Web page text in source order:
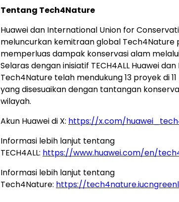
Tentang Tech4Nature
Huawei dan International Union for
meluncurkan kemitraan global Tech4Nature
memperluas dampak konservasi alam
Selaras dengan inisiatif TECH4ALL Huawei dan
Tech4Nature telah mendukung 13 proyek di
yang disesuaikan dengan tantangan
wilayah.
Akun Huawei di X: https://x.com/
Informasi lebih lanjut tentang
TECH4ALL: https://www.huawei.com/en/
Informasi lebih lanjut tentang
Tech4Nature: https://